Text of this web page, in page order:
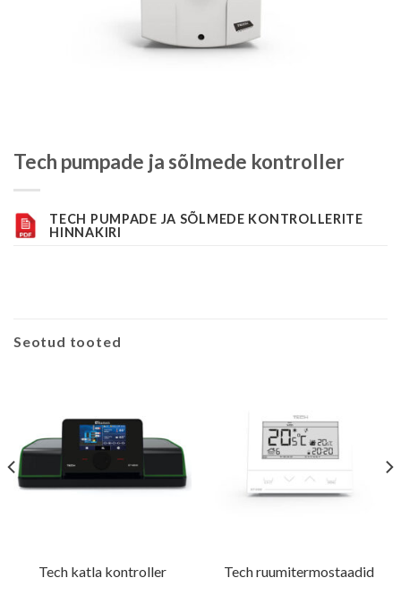
Tech pumpade ja sõlmede kontroller
TECH PUMPADE JA SÕLMEDE KONTROLLERITE
HINNAKIRI
Seotud tooted
Tech katla kontroller Tech ruumitermostaadid